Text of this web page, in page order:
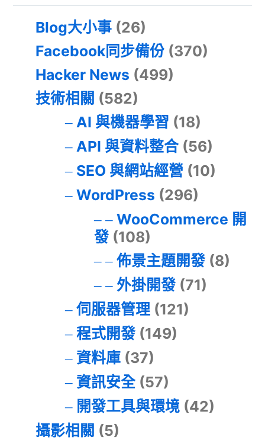
Blog大小事 (26)
Facebook同步備份 (370)
Hacker News (499)
技術相關 (582)
AI 與機器學習 (18)
API 與資料整合(56)
SEO 與網站經營 (10)
WordPress (296)
WooCommerce 開
發(108)
佈景主題開發(8)
外掛開發(71)
伺服器管理(121)
程式開發(149)
資料庫(37)
資訊安全(57)
開發工具與環境(42)
攝影相關 (5)